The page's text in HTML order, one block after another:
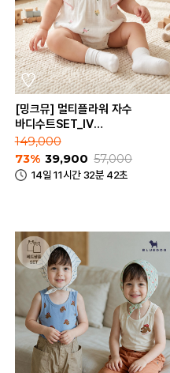
[밍크뮤] 멀티플라워 자수
바디수트SET_IV
(3431260405)
149,000
73% 39,900 57,000
14일 11시간 32분 42초